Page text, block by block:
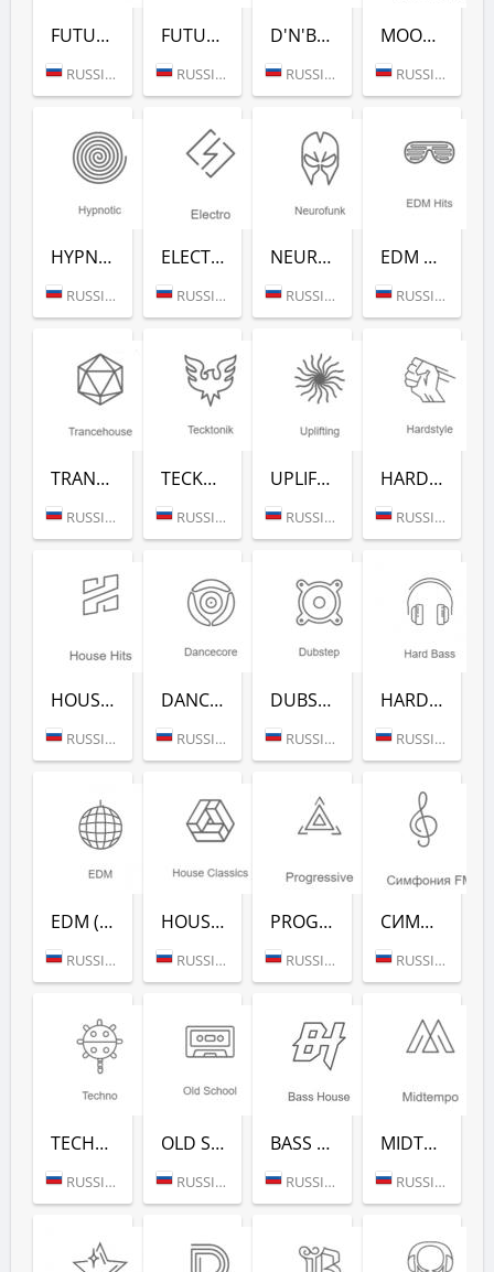
FUTURE BASS (РАДИО РЕКОРД)
RUSSIA (MOSCOW)
FUTURE HOUSE (РАДИО РЕКОРД)
RUSSIA (MOSCOW)
D'N'B CLASSICS (РАДИО РЕКОРД)
RUSSIA (MOSCOW)
MOOMBAHTON (РАДИО РЕКОРД)
RUSSIA (MOSCOW)
HYPNOTIC (РАДИО РЕКОРД)
RUSSIA (MOSCOW)
ELECTRO (РАДИО РЕКОРД)
RUSSIA (MOSCOW)
NEUROFUNK (РАДИО РЕКОРД)
RUSSIA (MOSCOW)
EDM CLASSICS (РАДИО РЕКОРД)
RUSSIA (MOSCOW)
TRANCEHOUSE (РАДИО РЕКОРД)
RUSSIA (MOSCOW)
TECKTONIK (РАДИО РЕКОРД)
RUSSIA (MOSCOW)
UPLIFTING (РАДИО РЕКОРД)
RUSSIA (MOSCOW)
HARDSTYLE (РАДИО РЕКОРД)
RUSSIA (MOSCOW)
HOUSE HITS (РАДИО РЕКОРД)
RUSSIA (MOSCOW)
DANCECORE (РАДИО РЕКОРД)
RUSSIA (MOSCOW)
DUBSTEP (РАДИО РЕКОРД)
RUSSIA (MOSCOW)
HARD BASS (РАДИО РЕКОРД)
RUSSIA (MOSCOW)
EDM (РАДИО РЕКОРД)
RUSSIA (MOSCOW)
HOUSE CLASSICS (РАДИО РЕКОРД)
RUSSIA (MOSCOW)
PROGRESSIVE (РАДИО РЕКОРД)
RUSSIA (MOSCOW)
СИМФОНИЯ FM (РАДИО РЕКОРД)
RUSSIA (MOSCOW)
TECHNO (РАДИО РЕКОРД)
RUSSIA (MOSCOW)
OLD SCHOOL (РАДИО РЕКОРД)
RUSSIA (MOSCOW)
BASS HOUSE (РАДИО РЕКОРД)
RUSSIA (MOSCOW)
MIDTEMPO (РАДИО РЕКОРД)
RUSSIA (MOSCOW)